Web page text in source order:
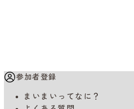
参加者登録
まいまいってなに？